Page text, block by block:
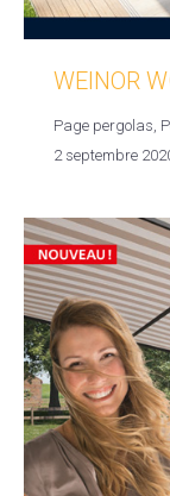
WEINOR
Page pergolas
2 septembre